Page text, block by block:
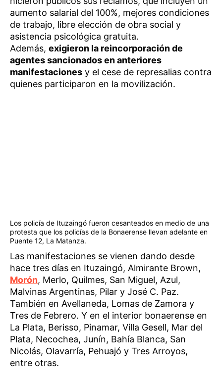
aumento salarial del 100%, mejores condiciones
de trabajo, libre elección de obra social y
asistencia psicológica gratuita.
Además, exigieron la reincorporación de
agentes sancionados en anteriores
manifestaciones y el cese de represalias contra
quienes participaron en la movilización.
Los policía de Ituzaingó fueron cesanteados en medio de una
protesta que los policías de la Bonaerense llevan adelante en
Puente 12, La Matanza.
Las manifestaciones se vienen dando desde
hace tres días en Ituzaingó, Almirante Brown,
Morón, Merlo, Quilmes, San Miguel, Azul,
Malvinas Argentinas, Pilar y José C. Paz.
También en Avellaneda, Lomas de Zamora y
Tres de Febrero. Y en el interior bonaerense en
La Plata, Berisso, Pinamar, Villa Gesell, Mar del
Plata, Necochea, Junín, Bahía Blanca, San
Nicolás, Olavarría, Pehuajó y Tres Arroyos,
entre otras.